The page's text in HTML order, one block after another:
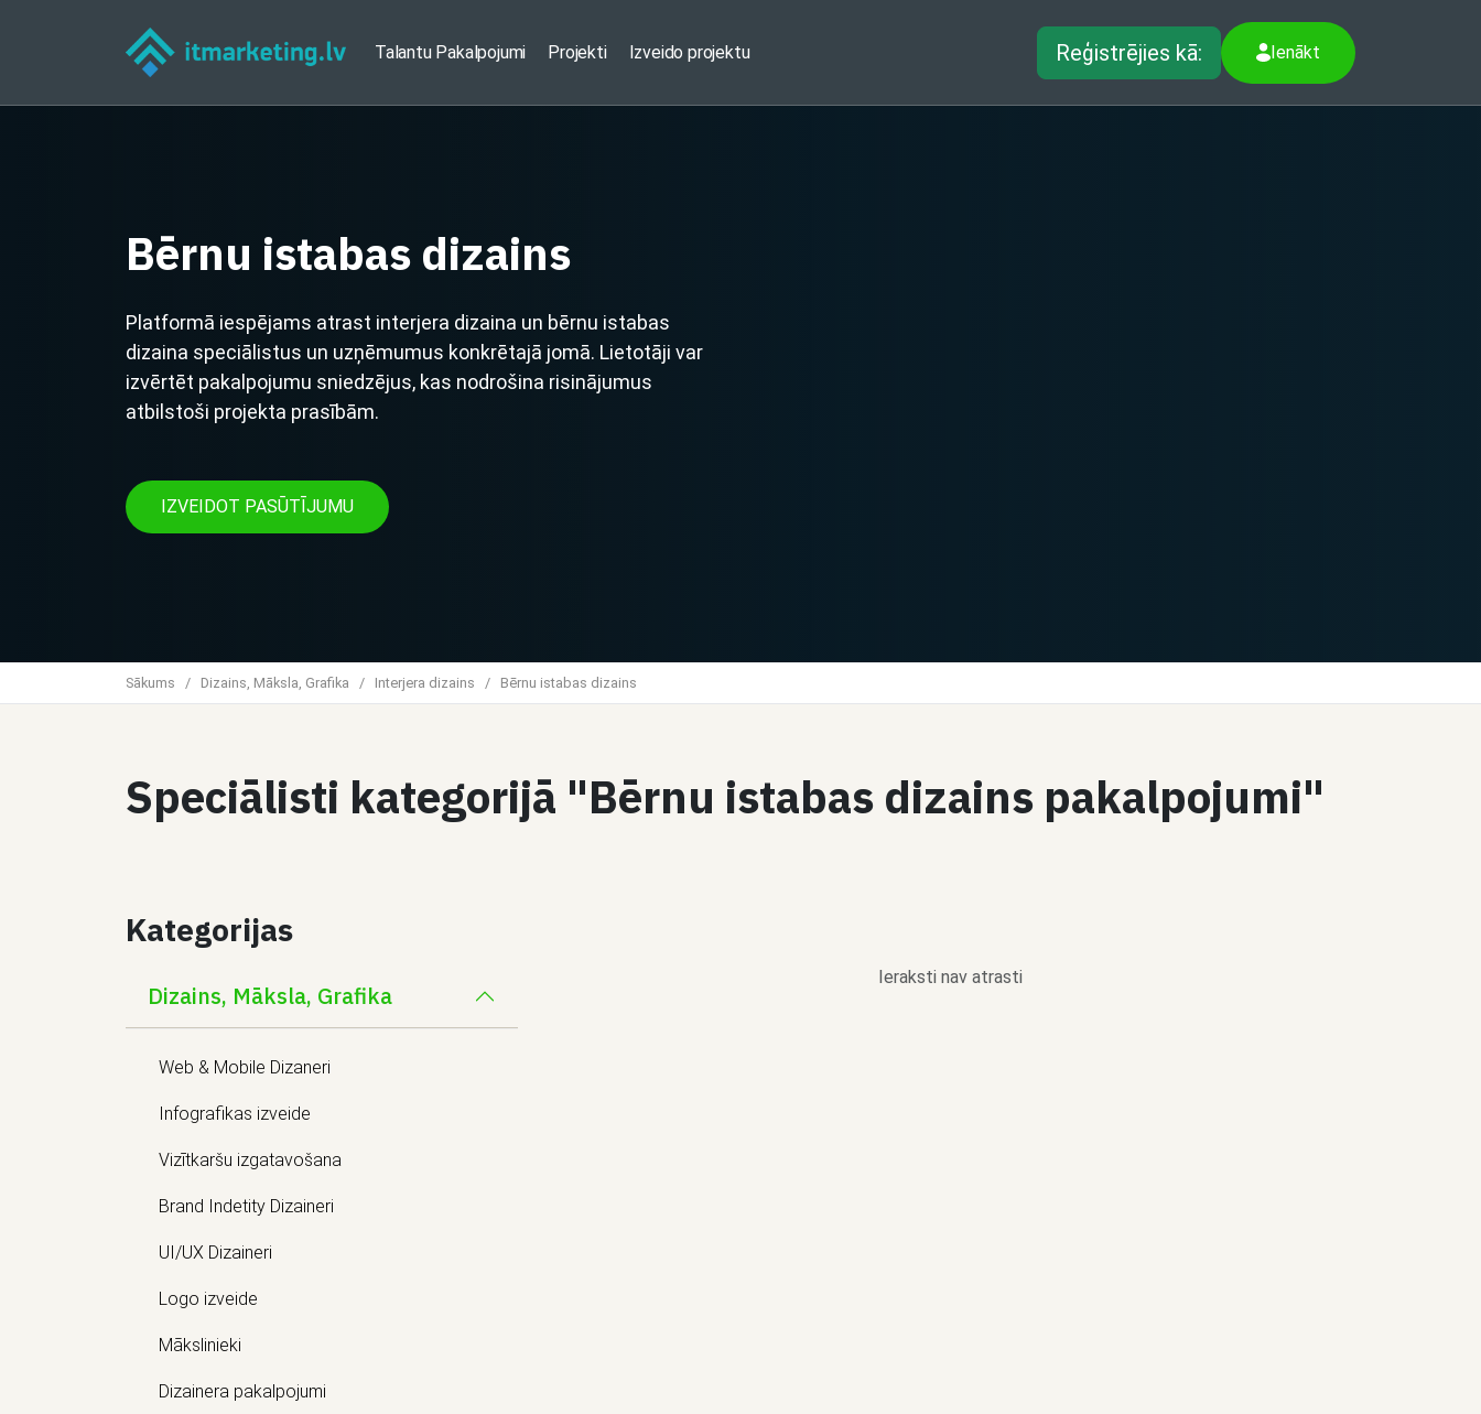
Talantu Pakalpojumi Projekti Izveido projektu Reģistrējies kā: Ienākt
Bērnu istabas dizains
Platformā iespējams atrast interjera dizaina un bērnu istabas
dizaina speciālistus un uzņēmumus konkrētajā jomā. Lietotāji var
izvērtēt pakalpojumu sniedzējus, kas nodrošina risinājumus
atbilstoši projekta prasībām.
IZVEIDOT PASŪTĪJUMU
Sākums / Dizains, Māksla, Grafika / Interjera dizains / Bērnu istabas dizains
Speciālisti kategorijā "Bērnu istabas dizains pakalpojumi"
Kategorijas
Dizains, Māksla, Grafika
Web & Mobile Dizaneri
Infografikas izveide
Vizītkaršu izgatavošana
Brand Indetity Dizaineri
UI/UX Dizaineri
Logo izveide
Mākslinieki
Dizainera pakalpojumi
Ieraksti nav atrasti